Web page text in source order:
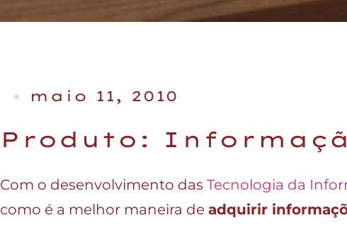
maio 11, 2010
Produto:
Com o desenvolvimento das Tecnologia da
como é a melhor maneira de adquirir